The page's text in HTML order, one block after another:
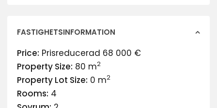
FASTIGHETSINFORMATION
Price: Prisreducerad 68 000 €
Property Size: 80 m2
Property Lot Size: 0 m2
Rooms: 4